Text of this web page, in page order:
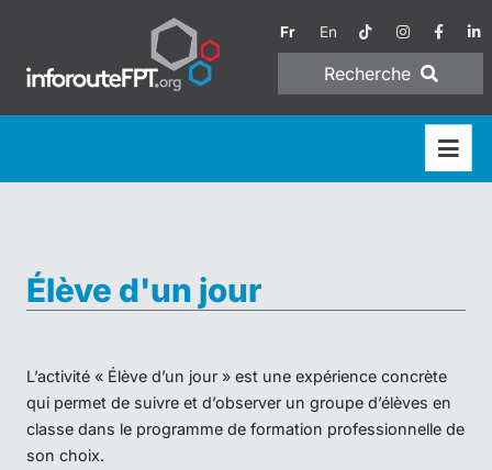
Fr En
Recherche
Élève d'un jour
L’activité « Élève d’un jour » est une expérience concrète
qui permet de suivre et d’observer un groupe d’élèves en
classe dans le programme de formation professionnelle de
son choix.